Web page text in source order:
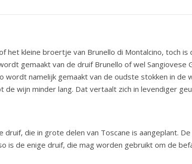
het kleine broertje van Brunello di Montalcino, toch
gemaakt van de druif Brunello of wel
wordt namelijk gemaakt van de oudste stokken in
wijn minder lang. Dat vertaalt zich in levendiger
druif, die in grote delen van Toscane is aangeplant.
is de enige druif, die mag worden gebruikt om de